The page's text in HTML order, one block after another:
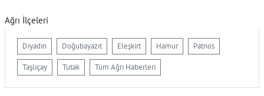
Ağrı İlçeleri
Diyadin Doğubayazıt Eleşkirt Hamur Patnos
Taşlıçay Tutak Tüm Ağrı Haberleri